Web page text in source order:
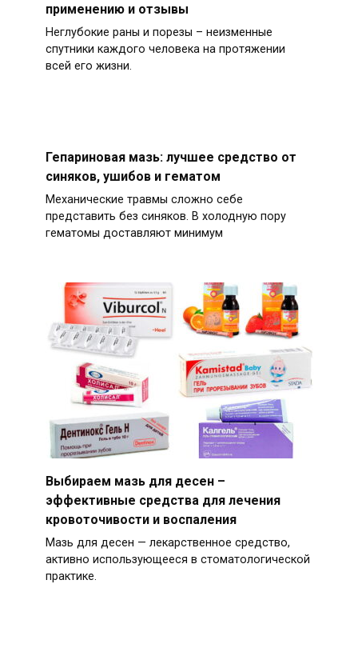
применению и отзывы
Неглубокие раны и порезы – неизменные
спутники каждого человека на протяжении
всей его жизни.
Гепариновая мазь: лучшее средство от
синяков, ушибов и гематом
Механические травмы сложно себе
представить без синяков. В холодную пору
гематомы доставляют минимум
Выбираем мазь для десен –
эффективные средства для лечения
кровоточивости и воспаления
Мазь для десен — лекарственное средство,
активно использующееся в стоматологической
практике.